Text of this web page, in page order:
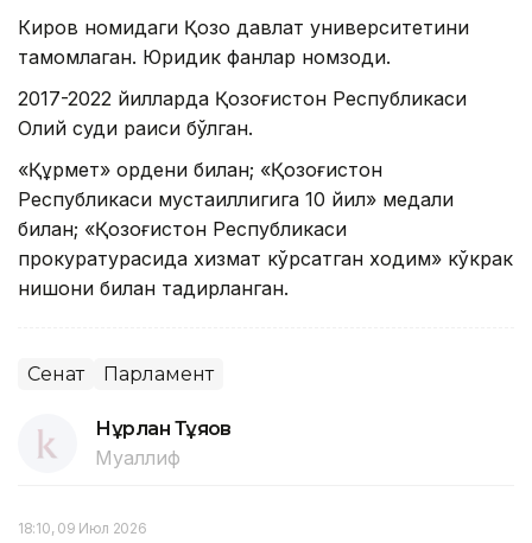
Киров номидаги Қозоқ давлат университетини
тамомлаган. Юридик фанлар номзоди.
2017-2022 йилларда Қозоғистон Республикаси
Олий суди раиси бўлган.
«Құрмет» ордени билан; «Қозоғистон
Республикаси мустақиллигига 10 йил» медали
билан; «Қозоғистон Республикаси
прокуратурасида хизмат кўрсатган ходим» кўкрак
нишони билан тақдирланган.
Сенат Парламент
Нұрлан Тұяқов
Муаллиф
18:10, 09 Июл 2026